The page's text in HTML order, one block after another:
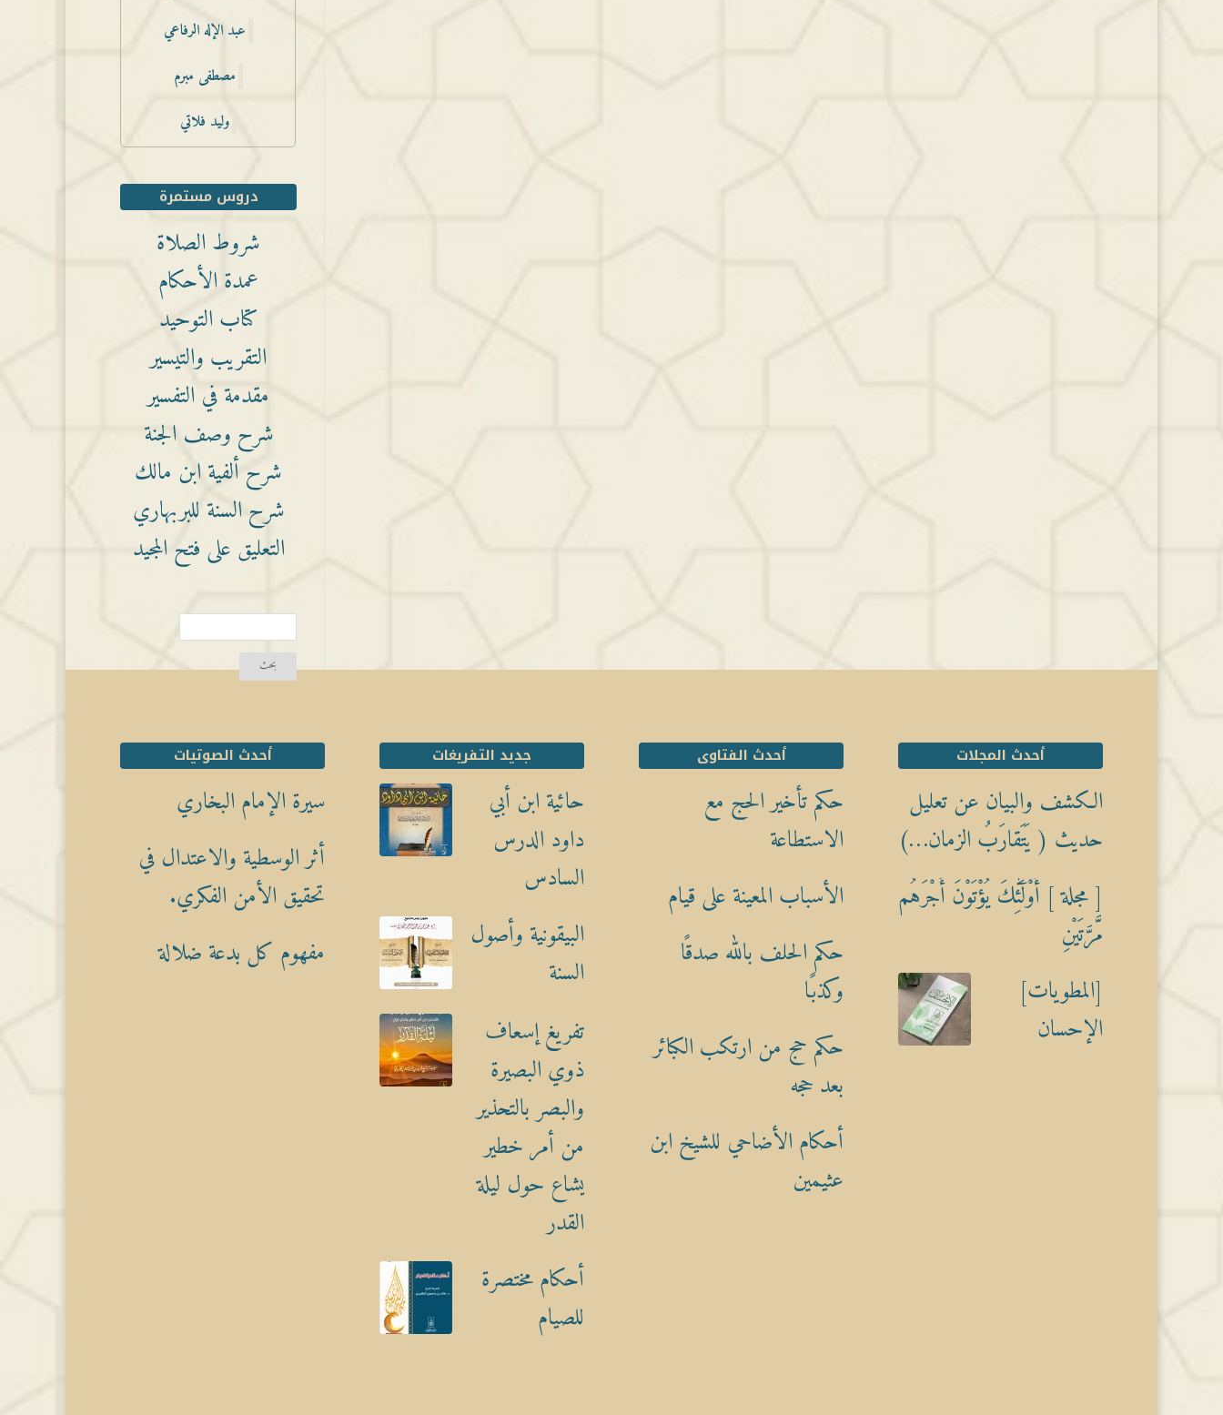
عبد الإله الرفاعي
مصطفى مبرم
وليد فلاتي
دروس مستمرة
شروط الصلاة
عمدة الأحكام
كتاب التوحيد
التقريب والتيسير
مقدمة في التفسير
شرح وصف الجنة
شرح ألفية ابن مالك
شرح السنة للبربهاري
التعليق على فتح المجيد
أحدث المجلات
الكشف والبيان عن تعليل
حديث ( يَتَقارَبُ الزمان…)
[ مجلة ] أُوْلَٰٓئِكَ يُؤْتَوْنَ أَجْرَهُم
مَّرَّتَيْنِ
[المطويات]
الإحسان
أحدث الفتاوى
حكم تأخير الحج مع
الاستطاعة
الأسباب المعينة على قيام
حكم الحلف بالله صدقًا
وكذبًا
حكم حج من ارتكب الكبائر
بعد حجه
أحكام الأضاحي للشيخ ابن
عثيمين
جديد التفريغات
حائية ابن أبي
داود الدرس
السادس
البيقونية وأصول
السنة
تفريغ إسعاف
ذوي البصيرة
والبصر بالتحذير
من أمر خطير
يشاع حول ليلة
القدر
أحكام مختصرة
للصيام
أحدث الصوتيات
سيرة الإمام البخاري
أثر الوسطية والاعتدال في
تحقيق الأمن الفكري.
مفهوم كل بدعة ضلالة